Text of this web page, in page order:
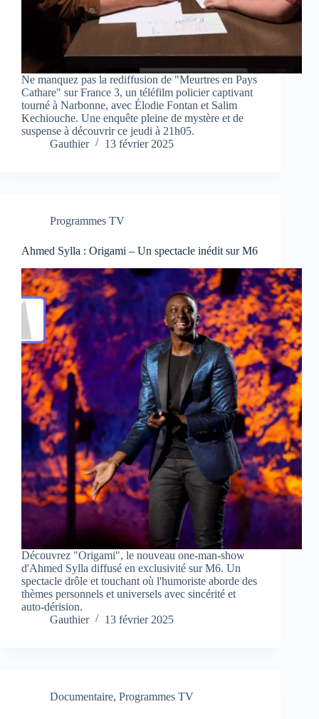
Ne manquez pas la rediffusion de "Meurtres en Pays
Cathare" sur France 3, un téléfilm policier captivant
tourné à Narbonne, avec Élodie Fontan et Salim
Kechiouche. Une enquête pleine de mystère et de
suspense à découvrir ce jeudi à 21h05.
Gauthier
13 février 2025
Programmes TV
Ahmed Sylla : Origami – Un spectacle inédit sur M6
Découvrez "Origami", le nouveau one-man-show
d'Ahmed Sylla diffusé en exclusivité sur M6. Un
spectacle drôle et touchant où l'humoriste aborde des
thèmes personnels et universels avec sincérité et
auto-dérision.
Gauthier
13 février 2025
Documentaire, Programmes TV